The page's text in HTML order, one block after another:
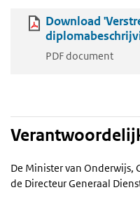
Download
PDF document
De Minister van Onderwijs,
de Directeur Generaal